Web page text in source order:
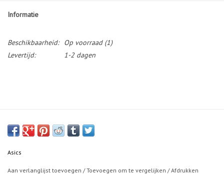
Informatie
Beschikbaarheid: Op voorraad(1)
Levertijd:
1-2 dagen
Asics
Aan verlanglijst toevoegen /Toevoegen om te vergelijken /Afdrukken